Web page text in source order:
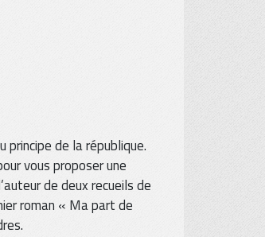
de la république.
vous proposer une
de deux recueils de
roman « Ma part de